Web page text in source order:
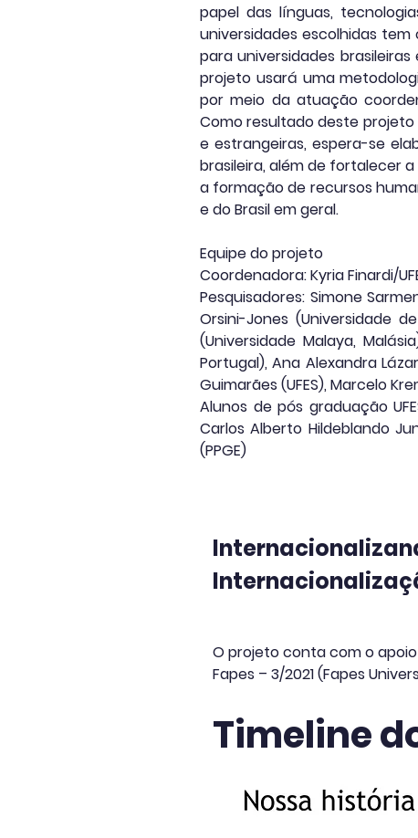
papel das línguas,
universidades escolhidas
para universidades
projeto usará uma
por meio da atuação
Como resultado deste projeto
e estrangeiras, espera-se
brasileira, além de fortalecer
a formação de recursos
e do Brasil em geral.
Equipe do projeto
Coordenadora: Kyria Finardi/
Pesquisadores: Simone
Orsini-Jones (Universidade
(Universidade Malaya,
Portugal), Ana Alexandra
Guimarães (UFES), Marcelo
Alunos de pós graduação
Carlos Alberto Hildeblando
(PPGE)
O projeto conta com o
Fapes – 3/2021 (Fapes
Timeline